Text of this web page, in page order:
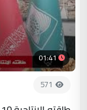
01:41
571